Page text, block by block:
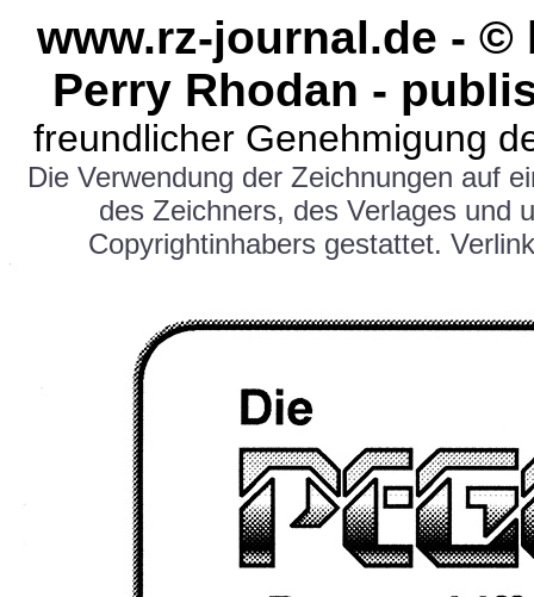
www.rz-journal.de -
Perry Rhodan -
freundlicher Genehmigung
Die Verwendung der Zeichnungen auf
des Zeichners, des Verlages und
Copyrightinhabers gestattet.